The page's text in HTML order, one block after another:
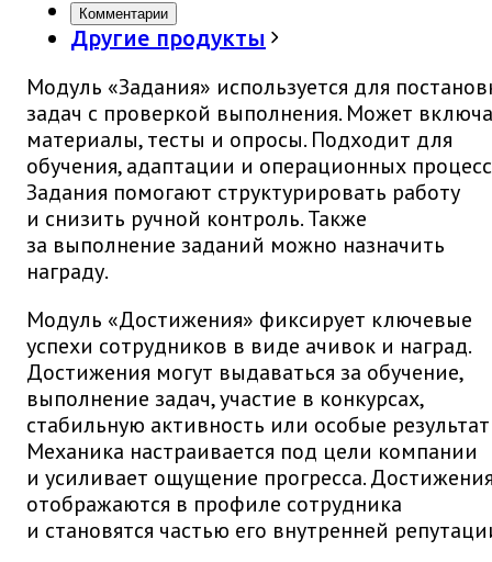
Комментарии
Другие продукты
Модуль «Задания» используется для
задач с проверкой выполнения. Может
материалы, тесты и опросы. Подходит для
обучения, адаптации и операционных
Задания помогают структурировать работу
и снизить ручной контроль. Также
за выполнение заданий можно назначить
награду.
Модуль «Достижения» фиксирует ключевые
успехи сотрудников в виде ачивок и наград.
Достижения могут выдаваться за обучение,
выполнение задач, участие в конкурсах,
стабильную активность или особые
Механика настраивается под цели компании
и усиливает ощущение прогресса.
отображаются в профиле сотрудника
и становятся частью его внутренней